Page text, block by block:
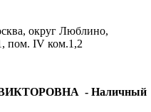
округ Люблино,
пом. IV ком.1,2
- Наличный